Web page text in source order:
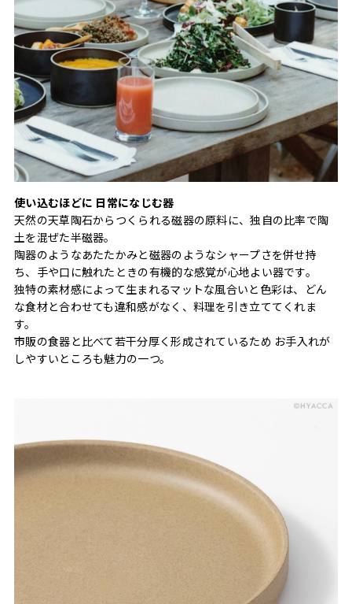
使い込むほどに 日常になじむ器
天然の天草陶石からつくられる磁器の原料に、独自の比率で陶
土を混ぜた半磁器。
陶器のようなあたたかみと磁器のようなシャープさを併せ持
ち、手や口に触れたときの有機的な感覚が心地よい器です。
独特の素材感によって生まれるマットな風合いと色彩は、どん
な食材と合わせても違和感がなく、料理を引き立ててくれま
す。
市販の食器と比べて若干分厚く形成されているため お手入れが
しやすいところも魅力の一つ。